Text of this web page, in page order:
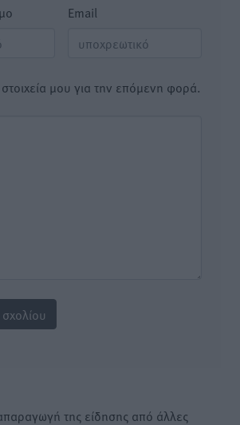
Email
μου για την επόμενη φορά.
της είδησης από άλλες